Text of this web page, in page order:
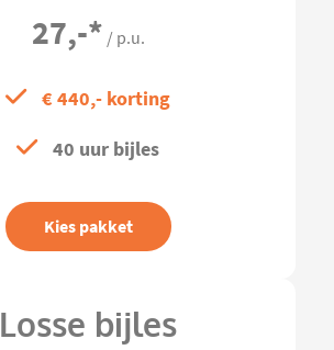
27,-* / p.u.
€ 440,- korting
40 uur bijles
Kies pakket
Losse bijles